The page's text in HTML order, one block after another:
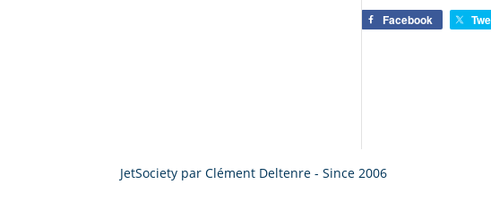
Facebook
JetSociety par Clément Deltenre - Since 2006